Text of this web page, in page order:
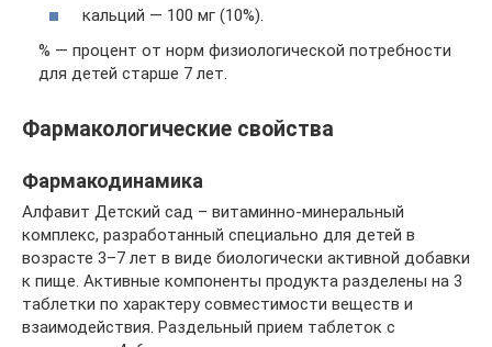
кальций — 100 мг (10%).
% — процент от норм физиологической потребности
для детей старше 7 лет.
Фармакологические свойства
Фармакодинамика
Алфавит Детский сад – витаминно-минеральный
комплекс, разработанный специально для детей в
возрасте 3–7 лет в виде биологически активной добавки
к пище. Активные компоненты продукта разделены на 3
таблетки по характеру совместимости веществ и
взаимодействия. Раздельный прием таблеток с